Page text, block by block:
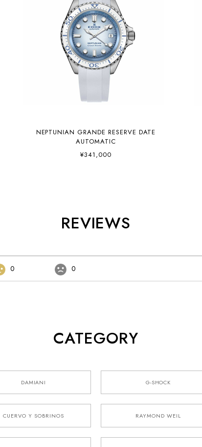
NEPTUNIAN GRANDE RESERVE DATE
AUTOMATIC
¥341,000
REVIEWS
0 0
CATEGORY
DAMIANI G-SHOCK
CUERVO Y SOBRINOS RAYMOND WEIL